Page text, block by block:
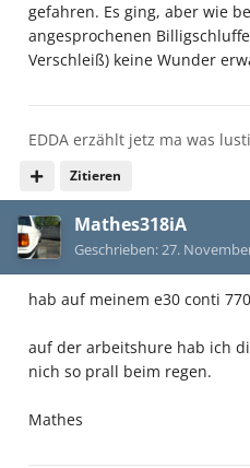
gefahren. Es ging, aber wie
angesprochenen
Verschleiß) keine Wunder
Zitieren
EDDA erzählt jetz ma was
Mathes318iA
Geschrieben:27.
hab auf meinem e30 conti
auf der arbeitshure hab ich
nich so prall beim regen.
Mathes